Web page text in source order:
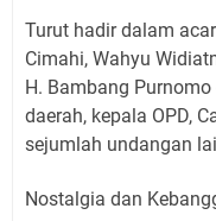
Turut hadir dalam
Cimahi, Wahyu
H. Bambang
daerah, kepala OPD,
sejumlah undangan
Nostalgia dan